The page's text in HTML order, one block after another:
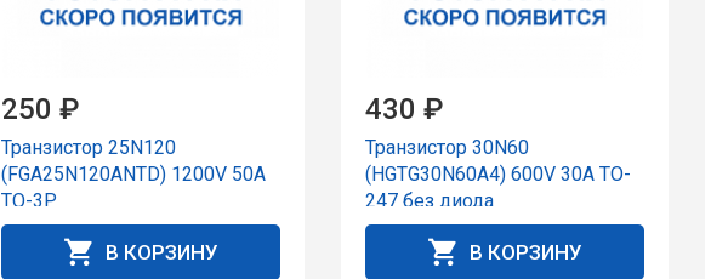
250 ₽
Транзистор 25N120
(FGA25N120ANTD) 1200V 50A
TO-3P
В КОРЗИНУ
430 ₽
Транзистор 30N60
(HGTG30N60A4) 600V 30A TO-
247 без диода
В КОРЗИНУ